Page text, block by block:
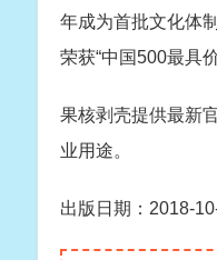
年成为首批文化体
荣获“中国500最具
果核剥壳提供最新
业用途。
出版日期：2018-